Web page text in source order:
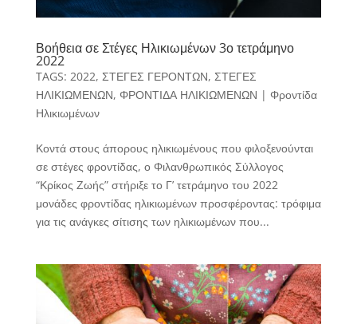
Βοήθεια σε Στέγες Ηλικιωμένων 3ο τετράμηνο
2022
TAGS: 2022, ΣΤΕΓΕΣ ΓΕΡΟΝΤΩΝ, ΣΤΕΓΕΣ
ΗΛΙΚΙΩΜΕΝΩΝ, ΦΡΟΝΤΙΔΑ ΗΛΙΚΙΩΜΕΝΩΝ | Φροντίδα
Ηλικιωμένων
Κοντά στους άπορους ηλικιωμένους που φιλοξενούνται
σε στέγες φροντίδας, ο Φιλανθρωπικός Σύλλογος
“Κρίκος Ζωής” στήριξε το Γ’ τετράμηνο του 2022
μονάδες φροντίδας ηλικιωμένων προσφέροντας: τρόφιμα
για τις ανάγκες σίτισης των ηλικιωμένων που...